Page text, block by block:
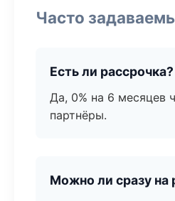
Часто
Есть ли рассрочка?
Да, 0% на 6 месяцев
партнёры.
Можно ли сразу на